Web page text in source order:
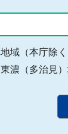
域（本庁除く
東濃（多治見